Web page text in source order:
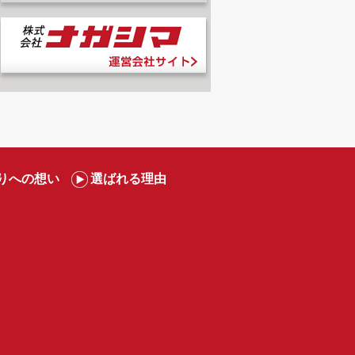
への想い 選ばれる理由